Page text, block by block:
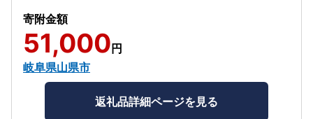
寄附金額
51,000 円
岐阜県山県市
返礼品詳細ページを見る